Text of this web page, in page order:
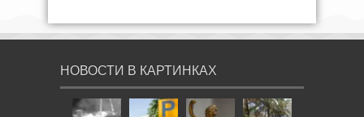
НОВОСТИ В КАРТИНКАХ